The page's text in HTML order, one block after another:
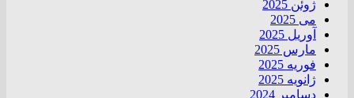
ژوئن 2025
می 2025
آوریل 2025
مارس 2025
فوریه 2025
ژانویه 2025
دسامبر 2024